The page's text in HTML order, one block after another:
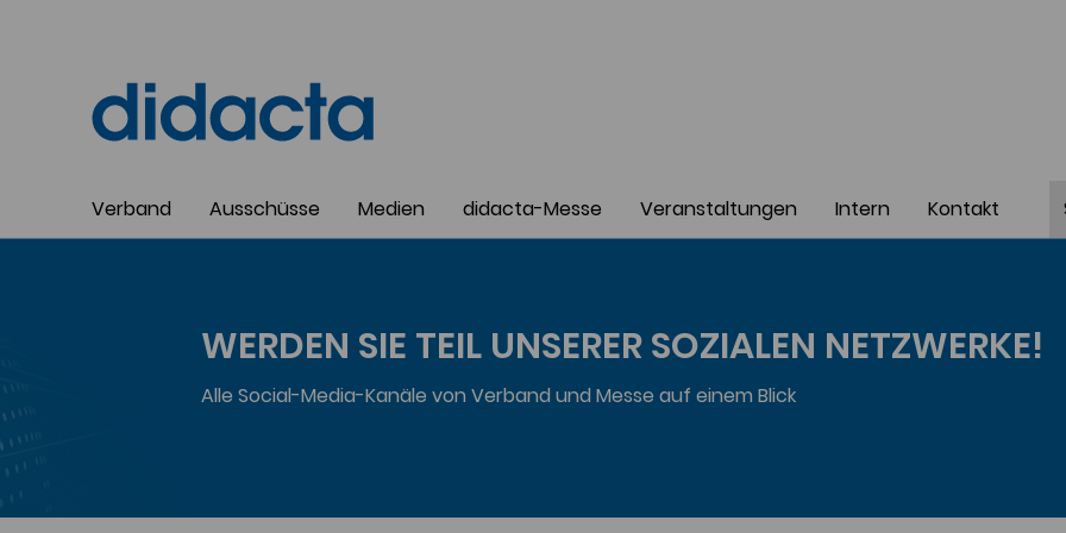
Verband
Ausschüsse Medien didacta-Messe Veranstaltungen Intern Kontakt
WERDEN SIE TEIL UNSERER SOZIALEN NETZWERKE!
Alle Social-Media-Kanäle von Verband und Messe auf einem Blick